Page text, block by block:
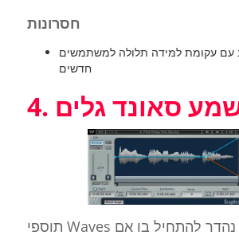
חסרונות
עם עקומת למידה תלולה למשתמשים
חדשים
סאונד גלים
תוספי Waves הם תמיד מקום נהדר להתחיל בו אם